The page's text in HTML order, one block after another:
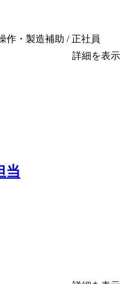
作・製造補助 / 正社員
詳細を表示
当